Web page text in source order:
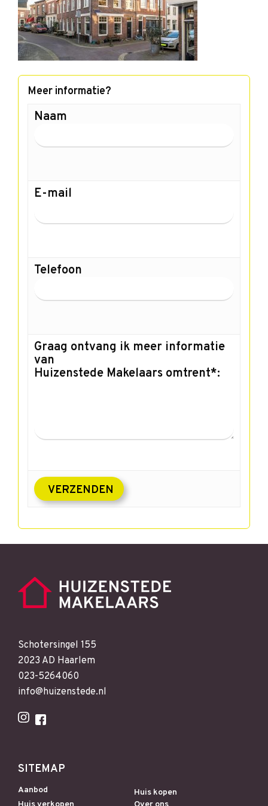
Meer informatie?
Naam
E-mail
Telefoon
Graag ontvang ik meer informatie
van
Huizenstede Makelaars omtrent*:
Schotersingel 155
2023 AD Haarlem
023-5264060
info@huizenstede.nl
SITEMAP
Aanbod
Huis kopen